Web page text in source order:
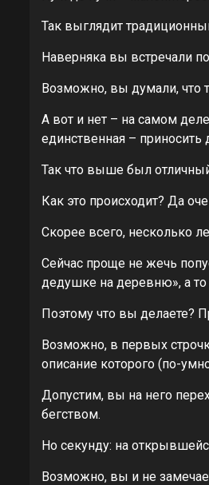
Так выглядит
Наверняка вы встречали
Возможно, вы думали, что
А вот и нет – на самом
единственная –
Так что выше был
Как это происходит? Да
Скорее всего, несколько
Сейчас проще не жечь
дедушке на деревню», а то
Поэтому что вы делаете?
Возможно, в первых
описание которого (по-
Допустим, вы на него
бегством.
Но секунду: на
Возможно, вы и не